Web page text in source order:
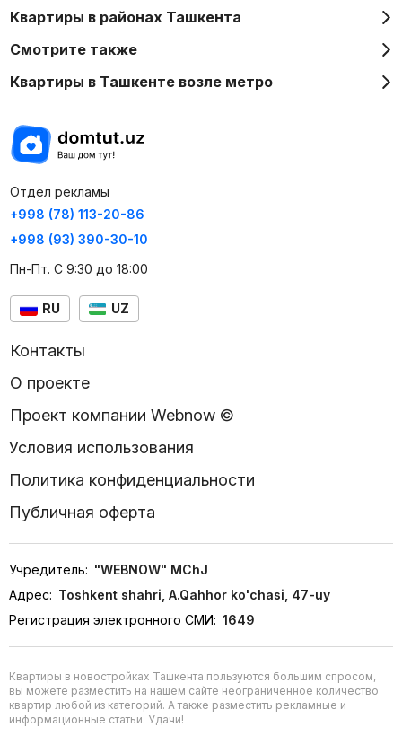
Квартиры в районах Ташкента
Смотрите также
Квартиры в Ташкенте возле метро
Отдел рекламы
+998 (78) 113-20-86
+998 (93) 390-30-10
Пн-Пт. С 9:30 до 18:00
RU UZ
Контакты
О проекте
Проект компании Webnow ©
Условия использования
Политика конфиденциальности
Публичная оферта
Учредитель: "WEBNOW" MChJ
Адрес: Toshkent shahri, A.Qahhor ko'chasi, 47-uy
Регистрация электронного СМИ: 1649
Квартиры в новостройках Ташкента пользуются большим спросом,
вы можете разместить на нашем сайте неограниченное количество
квартир любой из категорий. А также разместить рекламные и
информационные статьи. Удачи!